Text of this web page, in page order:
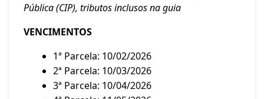
Pública (CIP), tributos inclusos na guia
VENCIMENTOS
1ª Parcela: 10/02/2026
2ª Parcela: 10/03/2026
3ª Parcela: 10/04/2026